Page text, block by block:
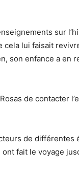
sur
lui faisait
son enfance a en
de contacter
de différentes
fait le voyage